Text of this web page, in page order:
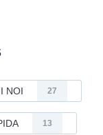
NOI 27
13